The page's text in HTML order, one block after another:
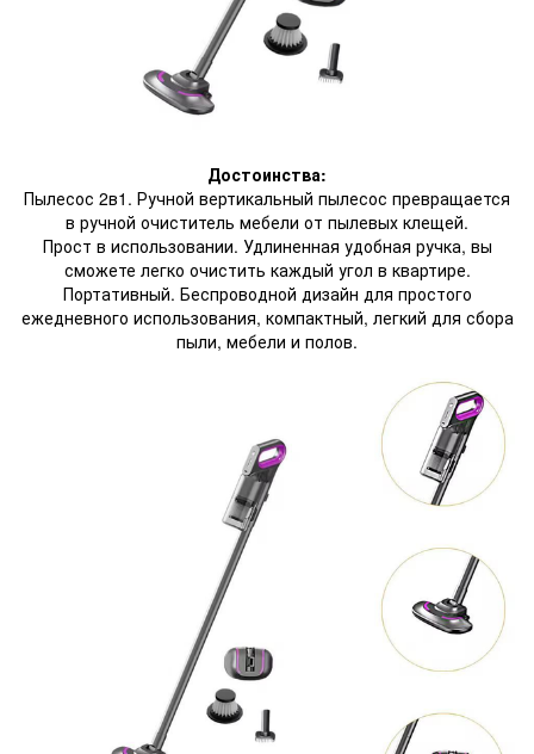
Достоинства:
Пылесос 2в1. Ручной вертикальный пылесос превращается
в ручной очиститель мебели от пылевых клещей.
Прост в использовании. Удлиненная удобная ручка, вы
сможете легко очистить каждый угол в квартире.
Портативный. Беспроводной дизайн для простого
ежедневного использования, компактный, легкий для сбора
пыли, мебели и полов.